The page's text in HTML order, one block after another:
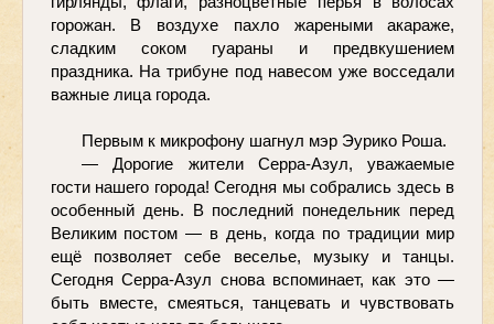
горожан. В воздухе пахло жареными акараже,
сладким соком гуараны и предвкушением
праздника. На трибуне под навесом уже восседали
важные лица города.
Первым к микрофону шагнул мэр Эурико Роша.
— Дорогие жители Серра-Азул, уважаемые
гости нашего города! Сегодня мы собрались здесь в
особенный день. В последний понедельник перед
Великим постом — в день, когда по традиции мир
ещё позволяет себе веселье, музыку и танцы.
Сегодня Серра-Азул снова вспоминает, как это —
быть вместе, смеяться, танцевать и чувствовать